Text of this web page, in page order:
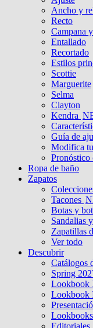
Ancho y
Recto
Campana
Entallado
Recortado
Estilos
Scottie
Marguerite
Selma
Clayton
Kendra
Guía de
Modifica
Pronóstico
Ropa de baño
Zapatos
Tacones
Botas y
Sandalias
Zapatillas
Ver todo
Descubrir
Catálogos
Spring
Lookbook
Lookbook
Lookbooks
Editoriales